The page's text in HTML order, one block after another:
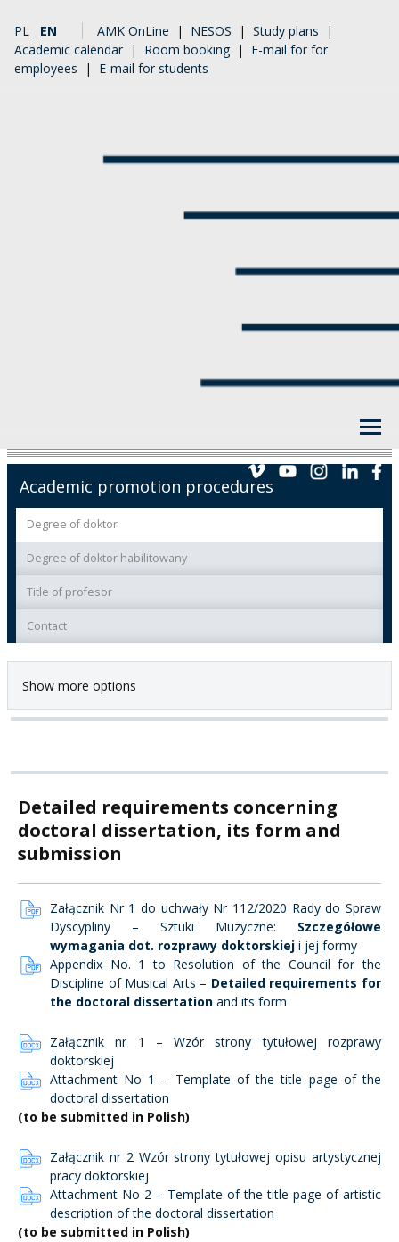
PL EN AMK OnLine | NESOS | Study plans |
Academic calendar | Room booking | E-mail for for
employees | E-mail for students
Academic promotion procedures
Degree of doktor
Degree of doktor habilitowany
Title of profesor
Contact
Show more options
Detailed requirements concerning
doctoral dissertation, its form and
submission
Załącznik Nr 1 do uchwały Nr 112/2020 Rady do Spraw
Dyscypliny – Sztuki Muzyczne: Szczegółowe
wymagania dot. rozprawy doktorskiej i jej formy
Appendix No. 1 to Resolution of the Council for the
Discipline of Musical Arts – Detailed requirements for
the doctoral dissertation and its form
Załącznik nr 1 – Wzór strony tytułowej rozprawy
doktorskiej
Attachment No 1 – Template of the title page of the
doctoral dissertation
(to be submitted in Polish)
Załącznik nr 2 Wzór strony tytułowej opisu artystycznej
pracy doktorskiej
Attachment No 2 – Template of the title page of artistic
description of the doctoral dissertation
(to be submitted in Polish)